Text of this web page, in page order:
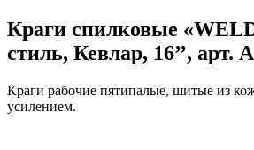
Краги спилковые
стиль, Кевлар, 16’’, арт.
Краги рабочие пятипалые, шитые из
усилением.